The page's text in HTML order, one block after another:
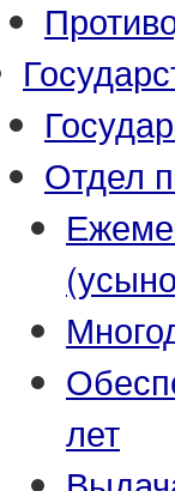
Отдел
лет